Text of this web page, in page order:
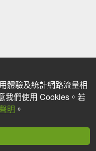
體驗及統計網路流量相
我們使用 Cookies。若
明 。